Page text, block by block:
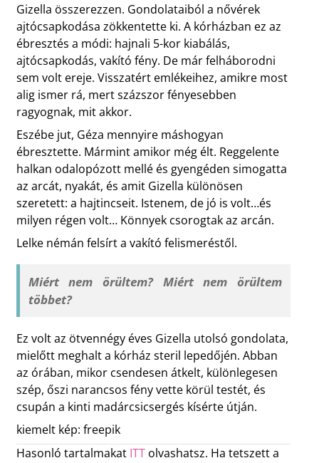
Gizella összerezzen. Gondolataiból a nővérek
ajtócsapkodása zökkentette ki. A kórházban ez az
ébresztés a módi: hajnali 5-kor kiabálás,
ajtócsapkodás, vakító fény. De már felháborodni
sem volt ereje. Visszatért emlékeihez, amikre most
alig ismer rá, mert százszor fényesebben
ragyognak, mit akkor.
Eszébe jut, Géza mennyire máshogyan
ébresztette. Mármint amikor még élt. Reggelente
halkan odalopózott mellé és gyengéden simogatta
az arcát, nyakát, és amit Gizella különösen
szeretett: a hajtincseit. Istenem, de jó is volt…és
milyen régen volt… Könnyek csorogtak az arcán.
Lelke némán felsírt a vakító felismeréstől.
Miért nem örültem? Miért nem örültem
többet?
Ez volt az ötvennégy éves Gizella utolsó gondolata,
mielőtt meghalt a kórház steril lepedőjén. Abban
az órában, mikor csendesen átkelt, különlegesen
szép, őszi narancsos fény vette körül testét, és
csupán a kinti madárcsicsergés kísérte útján.
kiemelt kép: freepik
Hasonló tartalmakat ITTolvashatsz. Ha tetszett a